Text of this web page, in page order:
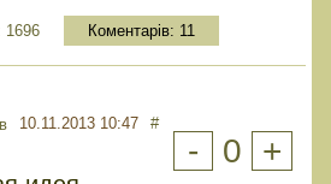
1696 Коментарів: 11
10.11.2013 10:47 #
- 0 +